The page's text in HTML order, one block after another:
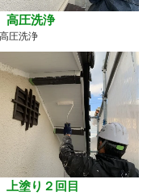
圧洗浄
圧洗浄
塗り２回目